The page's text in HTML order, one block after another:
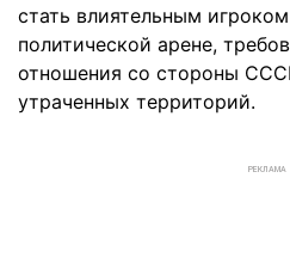
стать влиятельным
политической арене,
отношения со стороны
утраченных территорий.
РЕКЛАМА